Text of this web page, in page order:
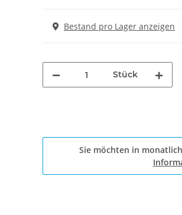
Bestand pro Lager anzeigen
Stück
Sie möchten in